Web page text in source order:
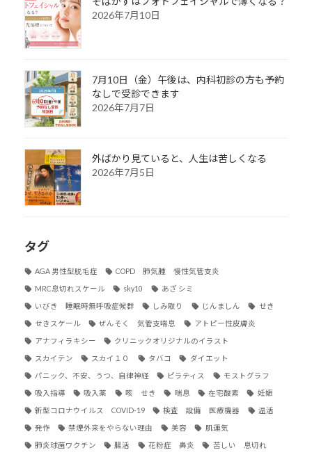
2026年7月10日
7月10日（金）午後は、内科初診の方も予約
なしで受診できます
2026年7月7日
外ばかり見ていると、人生は苦しくなる
2026年7月5日
タグ
AGA 男性型脱毛症 COPD 肺気腫 慢性気管支炎
MRC息切れスケール sky10 あざ シミ
いびき 睡眠時無呼吸症候群 しみ取り じんましん せき
せきスケール ぜんそく 気管支喘息 アトピー性皮膚炎
アナフィラキシー クリニックオリジナルのイラスト
スカイテン スカイ１０ タバコ ダイエット
パニック、不安、うつ、自律神経 ピラティス モストグラフ
吸入指導 吸入薬 咳 せき 喘息 在宅酸素 妊娠
新型コロナウイルス COVID-19 検査 設備 医療機器 温活
発作 禁煙外来をやらない理由 美容 肌運気
肺炎球菌ワクチン 腸活 花粉症 鼻炎 苦しい 息切れ